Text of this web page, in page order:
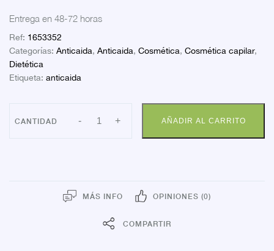
Entrega en 48-72 horas
Ref: 1653352
Categorías: Anticaida, Anticaida, Cosmética, Cosmética capilar,
Dietética
Etiqueta: anticaida
- ISDIN
LAMBDAPIL
+ AÑADIR AL CARRITO
MÁS INFO OPINIONES (0)
COMPARTIR